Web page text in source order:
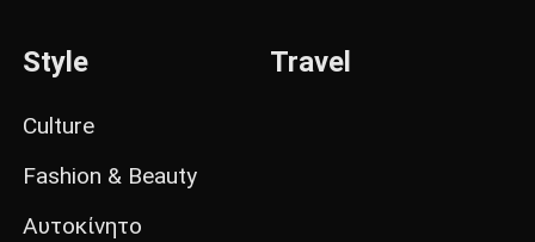
Style
Culture
Fashion & Beauty
Αυτοκίνητο
Travel